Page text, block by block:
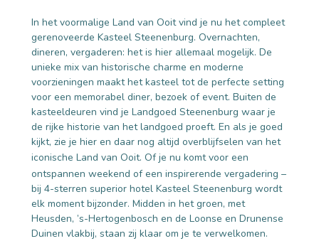
In het voormalige Land van Ooit vind je nu het compleet
gerenoveerde Kasteel Steenenburg. Overnachten,
dineren, vergaderen: het is hier allemaal mogelijk. De
unieke mix van historische charme en moderne
voorzieningen maakt het kasteel tot de perfecte setting
voor een memorabel diner, bezoek of event. Buiten de
kasteeldeuren vind je Landgoed Steenenburg waar je
de rijke historie van het landgoed proeft. En als je goed
kijkt, zie je hier en daar nog altijd overblijfselen van het
iconische Land van Ooit. Of je nu komt voor een
ontspannen weekend of een inspirerende vergadering –
bij 4-sterren superior hotel Kasteel Steenenburg wordt
elk moment bijzonder. Midden in het groen, met
Heusden, ’s-Hertogenbosch en de Loonse en Drunense
Duinen vlakbij, staan zij klaar om je te verwelkomen.